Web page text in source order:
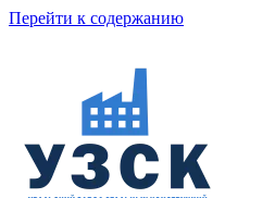
Перейти к содержанию